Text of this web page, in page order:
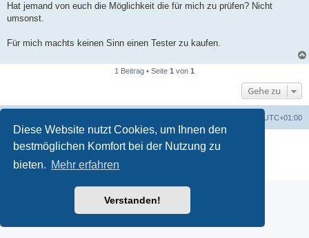
Diese Website nutzt Cookies, um Ihnen den
bestmöglichen Komfort bei der Nutzung zu
bieten. Mehr erfahren
Verstanden!
Hat jemand von euch die Möglichkeit die für mich zu prüfen? Nicht
umsonst.
Für mich machts keinen Sinn einen Tester zu kaufen.
1 Beitrag • Seite 1 von 1
Gehe zu
UTC+01:00
Powered by phpBB ® Forum Software © phpBB Limited
phpBB.de
Datenschutz